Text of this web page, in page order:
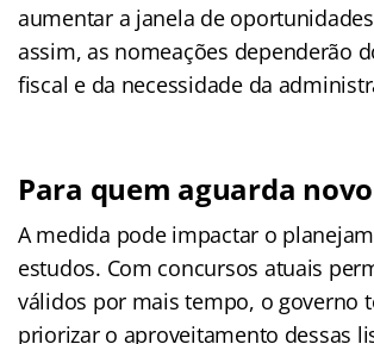
aumentar a janela de
assim, as nomeações dependerão
fiscal e da necessidade da
Para quem aguarda
A medida pode impactar o
estudos. Com concursos atuais
válidos por mais tempo, o governo
priorizar o aproveitamento dessas